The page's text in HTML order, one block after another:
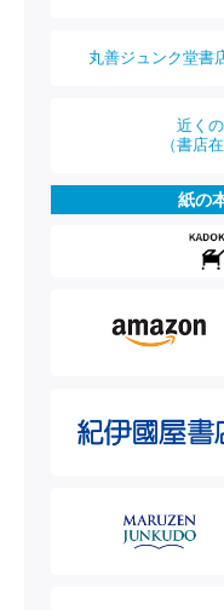
丸善ジュンク堂書
近く
（書店
紙の